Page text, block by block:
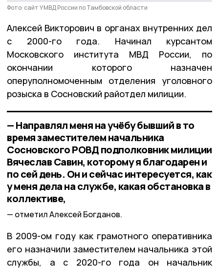
Фото: сайт УМВД России по Тамбовской области
Алексей Викторович в органах внутренних дел
с 2000-го года. Начинал курсантом
Московского института МВД России, по
окончании которого назначен
оперуполномоченным отделения уголовного
розыска в Сосновский райотдел милиции.
— Направлял меня на учёбу бывший в то
время заместителем начальника
Сосновского РОВД подполковник милиции
Вячеслав Савин, которому я благодарен и
по сей день. Он и сейчас интересуется, как
у меня дела на службе, какая обстановка в
коллективе,
отметил Алексей Богданов.
В 2009-ом году как грамотного оперативника
его назначили заместителем начальника этой
службы, а с 2020-го года он начальник